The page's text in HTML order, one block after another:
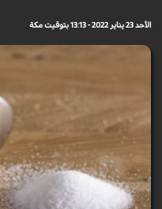
الأحد 23 يناير 2022 - 13:13 بتوقيت مكة